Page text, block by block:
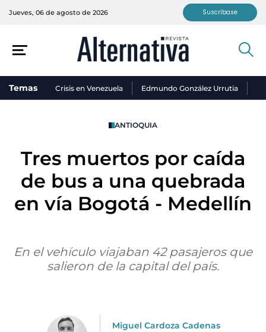
Jueves, 06 de agosto de 2026 Suscríbase
Temas Crisis en Venezuela Edmundo González Urrutia
ANTIOQUIA
Tres muertos por caída
de bus a una quebrada
en vía Bogotá - Medellín
En el vehículo viajaban 42 pasajeros que
salieron de la capital del país.
Miguel Cardoza Cadenas